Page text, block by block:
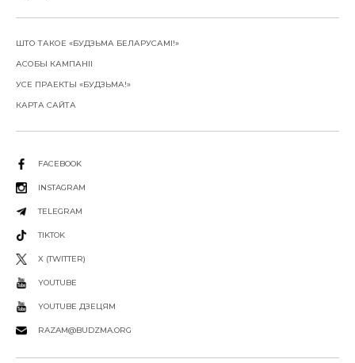
ШТО ТАКОЕ «БУДЗЬМА БЕЛАРУСАМІ!»
АСОБЫ КАМПАНІІ
УСЕ ПРАЕКТЫ «БУДЗЬМА!»
КАРТА САЙТА
FACEBOOK
INSTAGRAM
TELEGRAM
TIKTOK
X (TWITTER)
YOUTUBE
YOUTUBE ДЗЕЦЯМ
RAZAM@BUDZMA.ORG